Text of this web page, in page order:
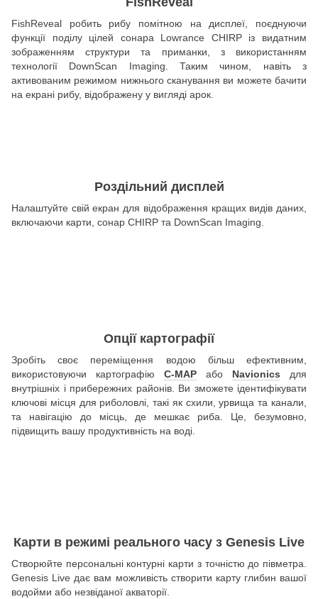
FishReveal робить рибу помітною на дисплеї, поєднуючи
функції поділу цілей сонара Lowrance CHIRP із видатним
зображенням структури та приманки, з використанням
технології DownScan Imaging. Таким чином, навіть з
активованим режимом нижнього сканування ви можете бачити
на екрані рибу, відображену у вигляді арок.
Роздільний дисплей
Налаштуйте свій екран для відображення кращих видів даних,
включаючи карти, сонар CHIRP та DownScan Imaging.
Опції картографії
Зробіть своє переміщення водою більш ефективним,
використовуючи картографію C-MAP або Navionics для
внутрішніх і прибережних районів. Ви зможете ідентифікувати
ключові місця для риболовлі, такі як схили, урвища та канали,
та навігацію до місць, де мешкає риба. Це, безумовно,
підвищить вашу продуктивність на воді.
Карти в режимі реального часу з Genesis Live
Створюйте персональні контурні карти з точністю до півметра.
Genesis Live дає вам можливість створити карту глибин вашої
водойми або незвіданої акваторії.